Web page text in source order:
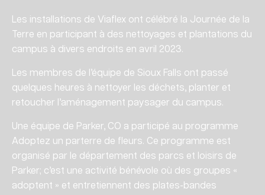
Les installations de Viaflex ont célébré la Journée de la
Terre en participant à des nettoyages et plantations du
campus à divers endroits en avril 2023.
Les membres de l’équipe de Sioux Falls ont passé
quelques heures à nettoyer les déchets, planter et
retoucher l’aménagement paysager du campus.
Une équipe de Parker, CO a participé au programme
Adoptez un parterre de fleurs. Ce programme est
organisé par le département des parcs et loisirs de
Parker; c’est une activité bénévole où des groupes «
adoptent » et entretiennent des plates-bandes